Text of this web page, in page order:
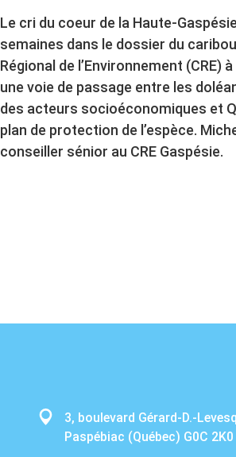
Le cri du coeur de la Haute-
semaines dans le dossier du
Régional de l’Environnement (CRE)
une voie de passage entre les
des acteurs socioéconomiques et
plan de protection de l’espèce.
conseiller sénior au CRE Gaspésie.
3, boulevard Gérard-D.-
Paspébiac (Québec) G0C 2K0